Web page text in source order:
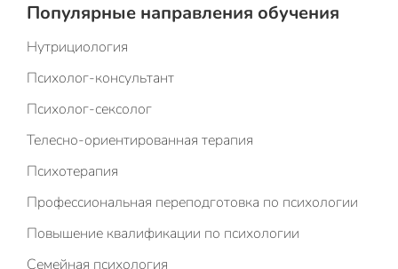
Популярные направления обучения
Нутрициология
Психолог-консультант
Психолог-сексолог
Телесно-ориентированная терапия
Психотерапия
Профессиональная переподготовка по психологии
Повышение квалификации по психологии
Семейная психология